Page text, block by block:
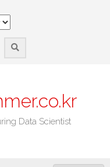
Data Scientist